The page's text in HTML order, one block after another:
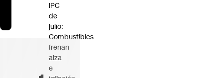
IPC
de
julio:
Combustibles
frenan
alza
e